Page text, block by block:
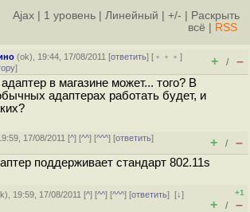
Ajax 1 уровень Линейный +/-
Раскрыть
всё
RSS
(ok), 19:44, 17/08/2011 [ответить] [ ﹢﹢﹢]
] + / –
в магазине может... того? В
адаптерах работать будет, и
17/08/2011 [^] [^^] [^^^] [ответить]
+ / –
поддерживает стандарт 802.11s
), 19:59, 17/08/2011 [^] [^^] [^^^] [ответить][↓]
+1
+ / –